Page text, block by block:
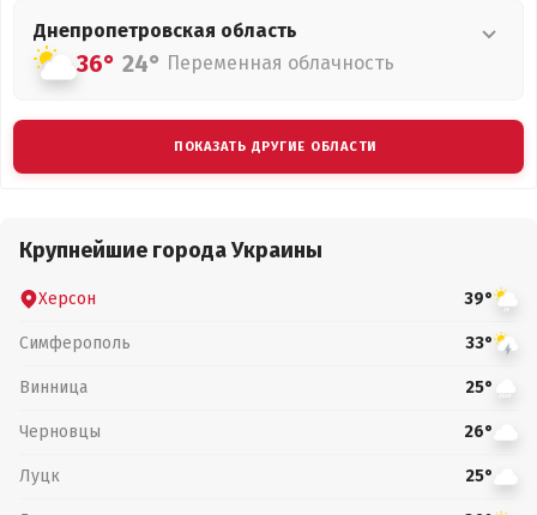
Днепропетровская область
36° 24° Переменная облачность
ПОКАЗАТЬ ДРУГИЕ ОБЛАСТИ
Крупнейшие города Украины
Херсон 39°
Симферополь 33°
Винница 25°
Черновцы 26°
Луцк 25°